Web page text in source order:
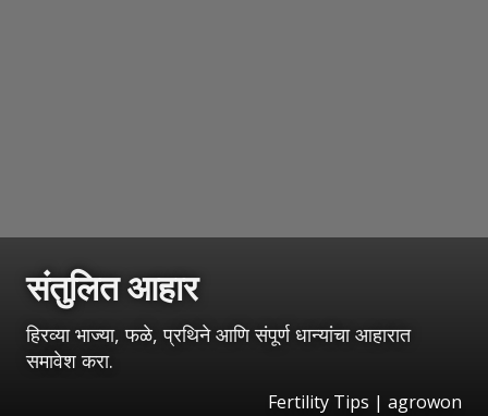
संतुलित आहार
हिरव्या भाज्या, फळे, प्रथिने आणि संपूर्ण धान्यांचा आहारात
समावेश करा.
Fertility Tips | agrowon